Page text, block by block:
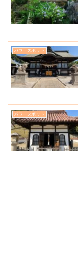
パワースポット
パワースポット